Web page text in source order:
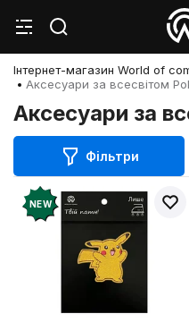
Інтернет-магазин World of
Аксесуари за всесвітом
Аксесуари за
Фільтри
NEW